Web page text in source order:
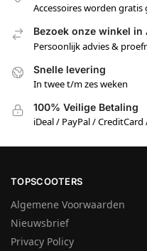
Accessoires worden
Bezoek onze winkel in
Persoonlijk advies &
Snelle levering
In twee t/m zes weken
100% Veilige Betaling
iDeal / PayPal / CreditCard
TOPSCOOTERS
Algemene Voorwaarden
Nieuwsbrief
Privacy Policy